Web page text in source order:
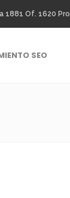
1881 Of. 1620
SEO